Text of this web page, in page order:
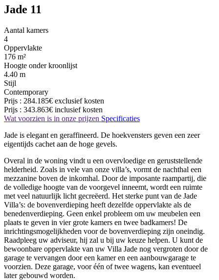
Jade 11
Aantal kamers
4
Oppervlakte
176 m²
Hoogte onder kroonlijst
4.40 m
Stijl
Contemporary
Prijs : 284.185€ exclusief kosten
Prijs : 343.863€ inclusief kosten
Wat voorzien is in onze prijzen Specificaties
Jade is elegant en geraffineerd. De hoekvensters geven een zeer
eigentijds cachet aan de hoge gevels.
Overal in de woning vindt u een overvloedige en geruststellende
helderheid. Zoals in vele van onze villa’s, vormt de nachthal een
mezzanine boven de inkomhal. Door de imposante raampartij, die
de volledige hoogte van de voorgevel inneemt, wordt een ruimte
met veel natuurlijk licht gecreëerd. Het sterke punt van de Jade
Villa’s: de bovenverdieping heeft dezelfde oppervlakte als de
benedenverdieping. Geen enkel probleem om uw meubelen een
plaats te geven in vier grote kamers en twee badkamers! De
inrichtingsmogelijkheden voor de bovenverdieping zijn oneindig.
Raadpleeg uw adviseur, hij zal u bij uw keuze helpen. U kunt de
bewoonbare oppervlakte van uw Villa Jade nog vergroten door de
garage te vervangen door een kamer en een aanbouwgarage te
voorzien. Deze garage, voor één of twee wagens, kan eventueel
later gebouwd worden.